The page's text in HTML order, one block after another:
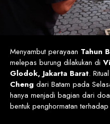
Menyambut perayaan Tahun
melepas burung dilakukan di
Glodok, Jakarta Barat.
Cheng dari Batam pada
hanya menjadi bagian dari
bentuk penghormatan